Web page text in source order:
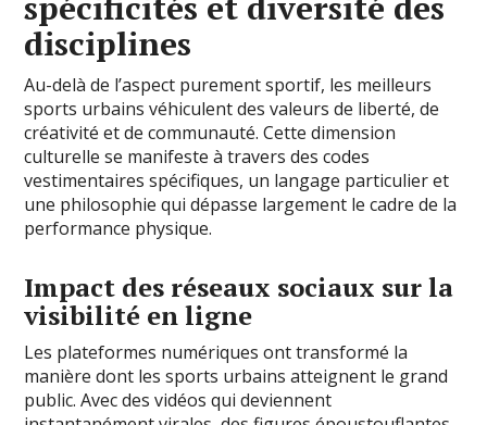
disciplines
Au-delà de l’aspect purement sportif, les meilleurs
sports urbains véhiculent des valeurs de liberté, de
créativité et de communauté. Cette dimension
culturelle se manifeste à travers des codes
vestimentaires spécifiques, un langage particulier et
une philosophie qui dépasse largement le cadre de la
performance physique.
Impact des réseaux sociaux sur la
visibilité en ligne
Les plateformes numériques ont transformé la
manière dont les sports urbains atteignent le grand
public. Avec des vidéos qui deviennent